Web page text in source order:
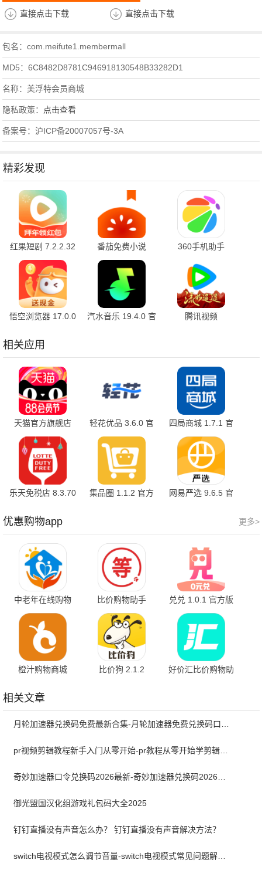
直接点击下载 直接点击下载
包名：com.meifute1.membermall
MD5：6C8482D8781C946918130548B33282D1
名称：美浮特会员商城
隐私政策： 点击查看
备案号：沪ICP备20007057号-3A
精彩发现
红果短剧 7.2.2.32
官方版
番茄免费小说
7.2.1.32 安卓版
360手机助手
悟空浏览器 17.0.0
汽水音乐 19.4.0 官
腾讯视频
相关应用
天猫官方旗舰店
15.80.0 最新版
轻花优品 3.6.0 官
方版
四局商城 1.7.1 官
方版
乐天免税店 8.3.70
集品圈 1.1.2 官方
网易严选 9.6.5 官
更多>
优惠购物app
中老年在线购物
1.3.4 官方版
比价购物助手
1.5.4
兑兑 1.0.1 官方版
橙汁购物商城
比价狗 2.1.2
好价汇比价购物助
相关文章
pr视频剪辑教程新手入门从零开始-pr教程从零开始学剪辑全集免费
御光盟国汉化组游戏礼包码大全2025
钉钉直播没有声音怎么办？ 钉钉直播没有声音解决方法？
switch电视模式怎么调节音量-switch电视模式常见问题解决方案